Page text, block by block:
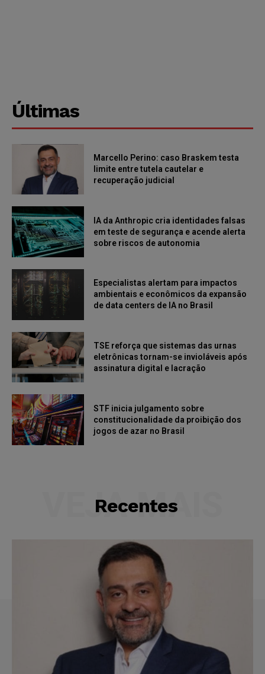
Últimas
Marcello Perino: caso Braskem testa
limite entre tutela cautelar e
recuperação judicial
IA da Anthropic cria identidades falsas
em teste de segurança e acende alerta
sobre riscos de autonomia
Especialistas alertam para impactos
ambientais e econômicos da expansão
de data centers de IA no Brasil
TSE reforça que sistemas das urnas
eletrônicas tornam-se invioláveis após
assinatura digital e lacração
STF inicia julgamento sobre
constitucionalidade da proibição dos
jogos de azar no Brasil
Recentes
VEJA MAIS